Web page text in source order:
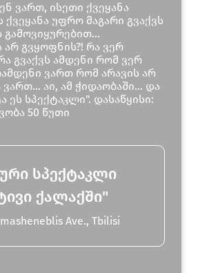
ვართ, ისეთი ქვეყანა
ქვეყანა უფრო მაგარი გვაქვს
გამოვიყურებით...
არ გვყოფნის?! რა ვერ
გვაქვს ამდენი რომ ვერ
ვართ რომ არავის არ
აი, ამ ჭიდაობაში... და
ეს სპექტაკლი". დასაწყისი:
50 წუთი
სპექტაკლი
ქალაქში"
Ave., Tbilisi